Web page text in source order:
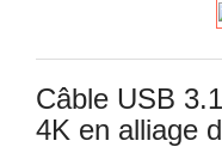
Câble USB
4K en alliage